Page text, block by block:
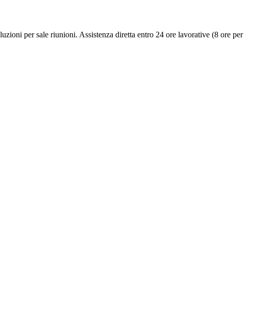
per sale riunioni. Assistenza diretta entro 24 ore lavorative (8 ore per